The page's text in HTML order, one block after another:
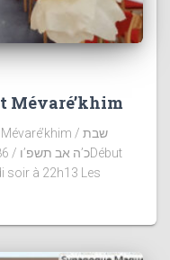
Mévaré’khim
soir à 22h13 Les